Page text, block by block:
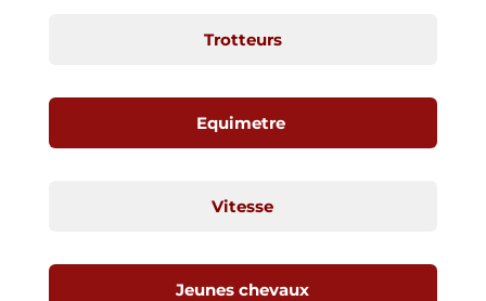
Trotteurs
Equimetre
Vitesse
Jeunes chevaux